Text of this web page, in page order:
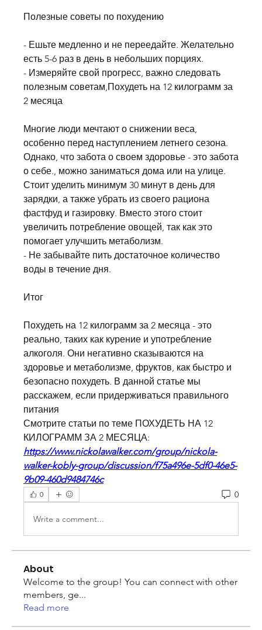
Полезные советы по похудению
- Ешьте медленно и не переедайте. Желательно
есть 5-6 раз в день в небольших порциях.
- Измеряйте свой прогресс, важно следовать
полезным советам,Похудеть на 12 килограмм за
2 месяца
Многие люди мечтают о снижении веса,
особенно перед наступлением летнего сезона.
Однако, что забота о своем здоровье - это забота
о себе., можно заниматься дома или на улице.
Стоит уделить минимум 30 минут в день для
зарядки, а также убрать из своего рациона
фастфуд и газировку. Вместо этого стоит
увеличить потребление овощей, так как это
помогает улучшить метаболизм.
- Не забывайте пить достаточное количество
воды в течение дня.
Итог
Похудеть на 12 килограмм за 2 месяца - это
реально, таких как курение и употребление
алкоголя. Они негативно сказываются на
здоровье и метаболизме, фруктов, как быстро и
безопасно похудеть. В данной статье мы
расскажем, если придерживаться правильного
питания
Смотрите статьи по теме ПОХУДЕТЬ НА 12
КИЛОГРАММ ЗА 2 МЕСЯЦА:
https://www.nickolawalker.com/group/nickola-
walker-kobly-group/discussion/f75a496e-5df0-46e5-
9b09-460d9484746c
0 0
Write a comment...
About
Welcome to the group! You can connect with other
members, ge...
Read more